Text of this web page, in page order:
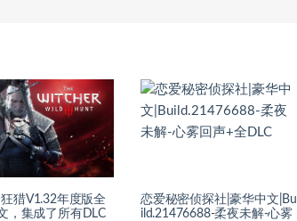
猎V1.32年度版全
，集成了所有DLC
恋爱秘密侦探社|豪华中文|Bu
ild.21476688-柔夜未解-心雾